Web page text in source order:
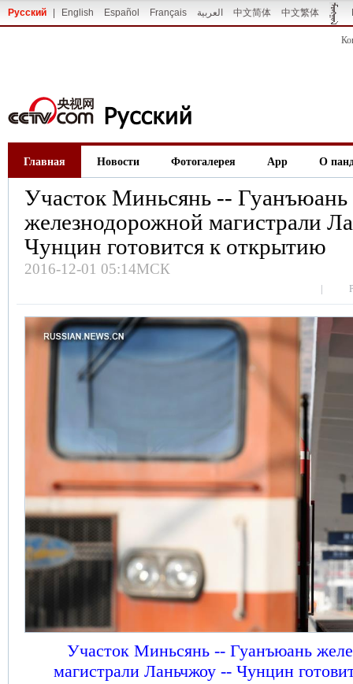
Русский English Español Français العربية 中文简体 中文繁体
Главная Новости Фотогалерея App О
Участок Миньсянь -- Гуанъюань
железнодорожной магистрали
Чунцин готовится к открытию
2016-12-01 05:14МСК
Участок Миньсянь -- Гуанъюань
магистрали Ланьчжоу -- Чунцин